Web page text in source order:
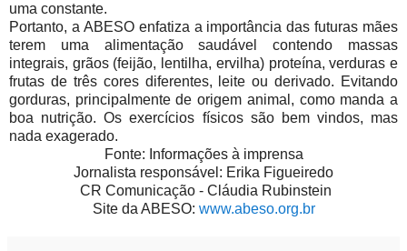
uma constante.
Portanto, a ABESO enfatiza a importância das futuras mães
terem uma alimentação saudável contendo massas
integrais, grãos (feijão, lentilha, ervilha) proteína, verduras e
frutas de três cores diferentes, leite ou derivado. Evitando
gorduras, principalmente de origem animal, como manda a
boa nutrição. Os exercícios físicos são bem vindos, mas
nada exagerado.
Fonte: Informações à imprensa
Jornalista responsável: Erika Figueiredo
CR Comunicação - Cláudia Rubinstein
Site da ABESO: www.abeso.org.br